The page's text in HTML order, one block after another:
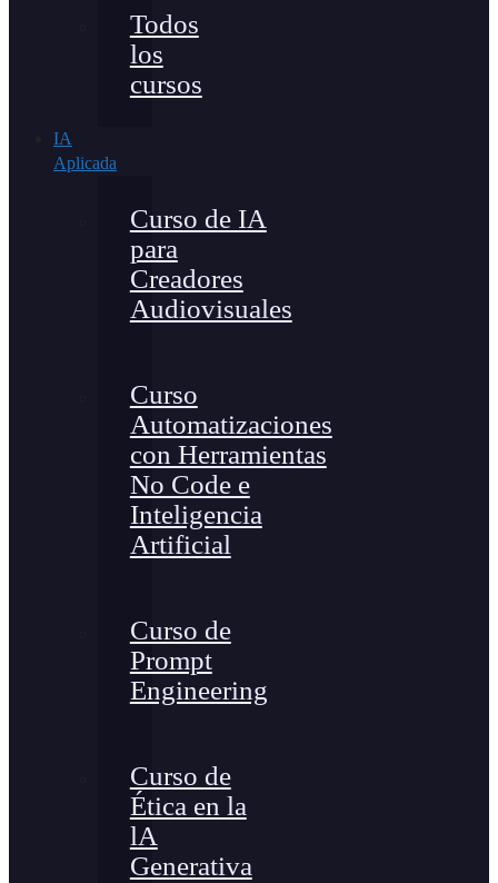
Todos
los
cursos
IA
Aplicada
Curso de IA
para
Creadores
Audiovisuales
Curso
Automatizaciones
con Herramientas
No Code e
Inteligencia
Artificial
Curso de
Prompt
Engineering
Curso de
Ética en la
lA
Generativa